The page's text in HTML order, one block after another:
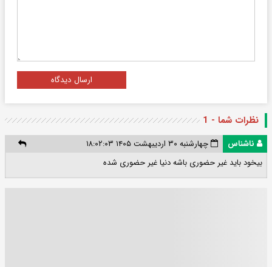
ارسال دیدگاه
نظرات شما - 1
ناشناس
چهارشنبه ۳۰ اردیبهشت ۱۴۰۵ ۱۸:۰۲:۰۳
بیخود باید غیر حضوری باشه دنیا غیر حضوری شده